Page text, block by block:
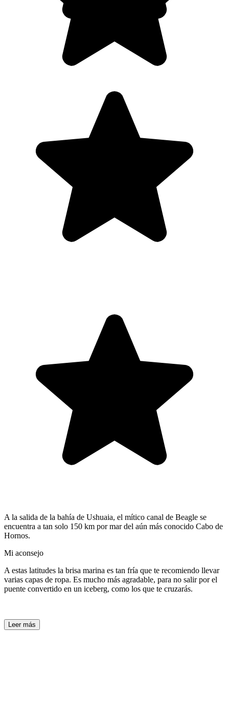
A la salida de la bahía de Ushuaia, el mítico canal de Beagle se
encuentra a tan solo 150 km por mar del aún más conocido Cabo de
Hornos.
Mi aconsejo
A estas latitudes la brisa marina es tan fría que te recomiendo llevar
varias capas de ropa. Es mucho más agradable, para no salir por el
puente convertido en un iceberg, como los que te cruzarás.
Leer más